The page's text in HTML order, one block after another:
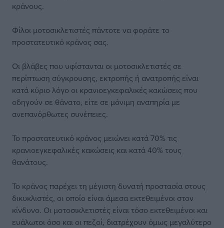
κράνους.
Φίλοι μοτοσικλετιστές πάντοτε να φοράτε το
προστατευτικό κράνος σας.
Οι βλάβες που υφίστανται οι μοτοσικλετιστές σε
περίπτωση σύγκρουσης, εκτροπής ή ανατροπής είναι
κατά κύριο λόγο οι κρανιοεγκεφαλικές κακώσεις που
οδηγούν σε θάνατο, είτε σε μόνιμη αναπηρία με
ανεπανόρθωτες συνέπειες.
Το προστατευτικό κράνος μειώνει κατά 70% τις
κρανιοεγκεφαλικές κακώσεις και κατά 40% τους
θανάτους.
Το κράνος παρέχει τη μέγιστη δυνατή προστασία στους
δικυκλιστές, οι οποίο είναι άμεσα εκτεθειμένοι στον
κίνδυνο. Οι μοτοσικλετιστές είναι τόσο εκτεθειμένοι και
ευάλωτοι όσο και οι πεζοί, διατρέχουν όμως μεγαλύτερο